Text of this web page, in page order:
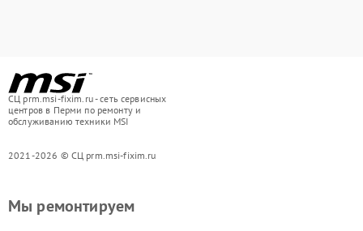
СЦ prm.msi-fixim.ru - сеть сервисных
центров в Перми по ремонту и
обслуживанию техники MSI
2021-2026 © СЦ prm.msi-fixim.ru
Мы ремонтируем